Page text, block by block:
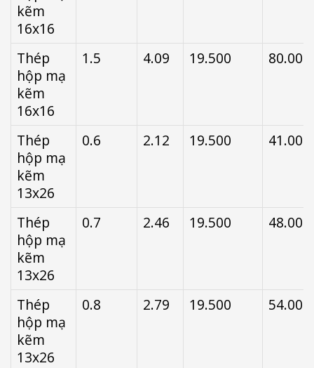
kẽm
16x16
Thép
hộp mạ
kẽm
16x16
1.5 4.09 19.500 80.000
Thép
hộp mạ
kẽm
13x26
0.6 2.12 19.500 41.000
Thép
hộp mạ
kẽm
13x26
0.7 2.46 19.500 48.000
Thép
hộp mạ
kẽm
13x26
0.8 2.79 19.500 54.000